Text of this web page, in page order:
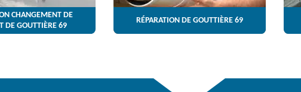
CHANGEMENT DE
DE GOUTTIÈRE 69
RÉPARATION DE GOUTTIÈRE 69